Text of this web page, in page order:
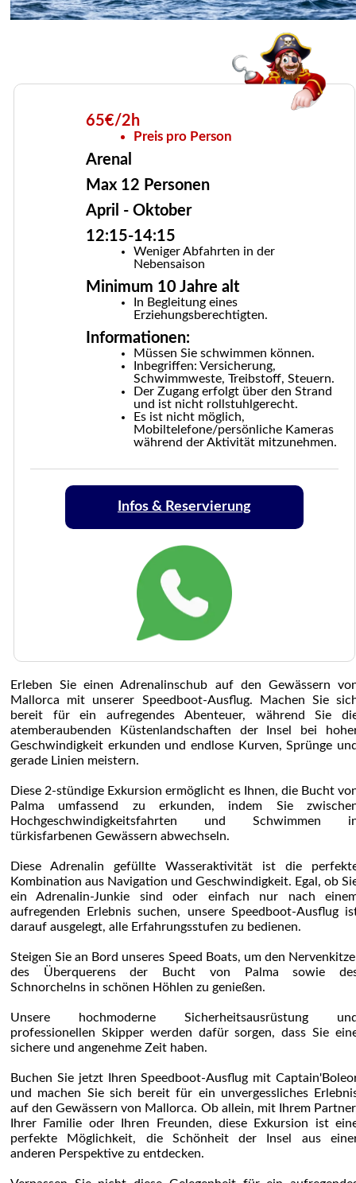
65€/2h
Preis pro Person
Arenal
Max 12 Personen
April - Oktober
12:15-14:15
Weniger Abfahrten in der
Nebensaison
Minimum 10 Jahre alt
In Begleitung eines
Erziehungsberechtigten.
Informationen:
Müssen Sie schwimmen können.
Inbegriffen: Versicherung,
Schwimmweste, Treibstoff, Steuern.
Der Zugang erfolgt über den Strand
und ist nicht rollstuhlgerecht.
Es ist nicht möglich,
Mobiltelefone/persönliche Kameras
während der Aktivität mitzunehmen.
Infos & Reservierung
Erleben Sie einen Adrenalinschub auf den Gewässern
Mallorca mit unserer Speedboot-Ausflug. Machen Sie
bereit für ein aufregendes Abenteuer, während Sie
atemberaubenden Küstenlandschaften der Insel bei
Geschwindigkeit erkunden und endlose Kurven, Sprünge
gerade Linien meistern.
Diese 2-stündige Exkursion ermöglicht es Ihnen, die Bucht
Palma umfassend zu erkunden, indem Sie
Hochgeschwindigkeitsfahrten und Schwimmen
türkisfarbenen Gewässern abwechseln.
Diese Adrenalin gefüllte Wasseraktivität ist die
Kombination aus Navigation und Geschwindigkeit. Egal, ob
ein Adrenalin-Junkie sind oder einfach nur nach
aufregenden Erlebnis suchen, unsere Speedboot-Ausflug
darauf ausgelegt, alle Erfahrungsstufen zu bedienen.
Steigen Sie an Bord unseres Speed Boats, um den
des Überquerens der Bucht von Palma sowie
Schnorchelns in schönen Höhlen zu genießen.
Unsere hochmoderne Sicherheitsausrüstung
professionellen Skipper werden dafür sorgen, dass Sie
sichere und angenehme Zeit haben.
Buchen Sie jetzt Ihren Speedboot-Ausflug mit
und machen Sie sich bereit für ein unvergessliches
auf den Gewässern von Mallorca. Ob allein, mit Ihrem
Ihrer Familie oder Ihren Freunden, diese Exkursion ist
perfekte Möglichkeit, die Schönheit der Insel aus
anderen Perspektive zu entdecken.